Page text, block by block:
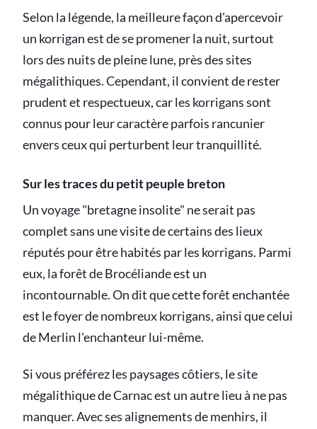
Selon la légende, la meilleure façon d'apercevoir
un korrigan est de se promener la nuit, surtout
lors des nuits de pleine lune, près des sites
mégalithiques. Cependant, il convient de rester
prudent et respectueux, car les korrigans sont
connus pour leur caractère parfois rancunier
envers ceux qui perturbent leur tranquillité.
Sur les traces du petit peuple breton
Un voyage "bretagne insolite" ne serait pas
complet sans une visite de certains des lieux
réputés pour être habités par les korrigans. Parmi
eux, la forêt de Brocéliande est un
incontournable. On dit que cette forêt enchantée
est le foyer de nombreux korrigans, ainsi que celui
de Merlin l'enchanteur lui-même.
Si vous préférez les paysages côtiers, le site
mégalithique de Carnac est un autre lieu à ne pas
manquer. Avec ses alignements de menhirs, il